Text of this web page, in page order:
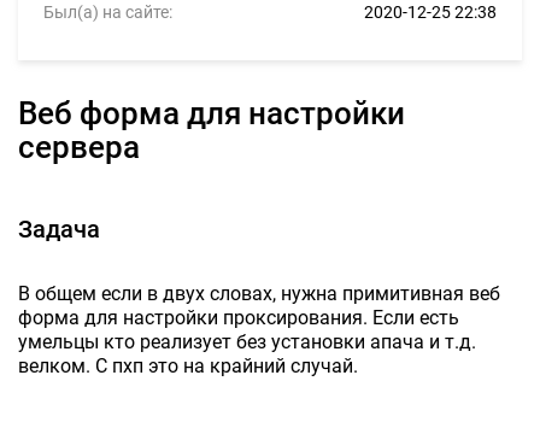
Был(а) на сайте: 2020-12-25 22:38
Веб форма для настройки
сервера
Задача
В общем если в двух словах, нужна примитивная веб
форма для настройки проксирования. Если есть
умельцы кто реализует без установки апача и т.д.
велком. С пхп это на крайний случай.